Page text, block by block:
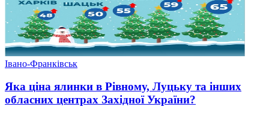
Івано-Франківськ
Яка ціна ялинки в Рівному, Луцьку та інших
обласних центрах Західної України?